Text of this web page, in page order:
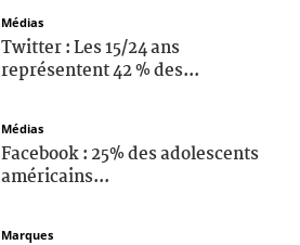
Médias
Twitter : Les 15/24 ans
représentent 42 % des...
Médias
Facebook : 25% des adolescents
américains...
Marques